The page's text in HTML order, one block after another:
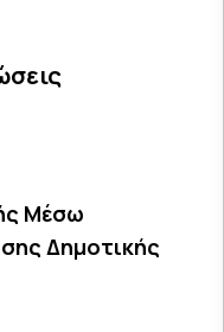
Μέσω
Δημοτικής